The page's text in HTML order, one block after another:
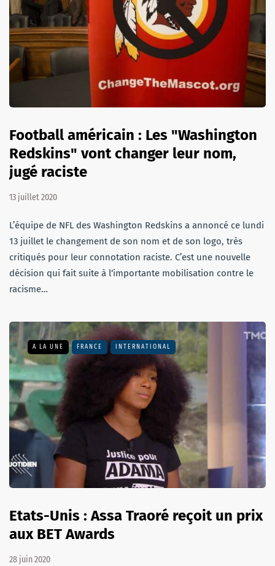
Football américain : Les "Washington
Redskins" vont changer leur nom,
jugé raciste
13 juillet 2020
L’équipe de NFL des Washington Redskins a annoncé ce lundi
13 juillet le changement de son nom et de son logo, très
critiqués pour leur connotation raciste. C’est une nouvelle
décision qui fait suite à l‘importante mobilisation contre le
racisme…
A LA UNE FRANCE INTERNATIONAL
Etats-Unis : Assa Traoré reçoit un prix
aux BET Awards
28 juin 2020